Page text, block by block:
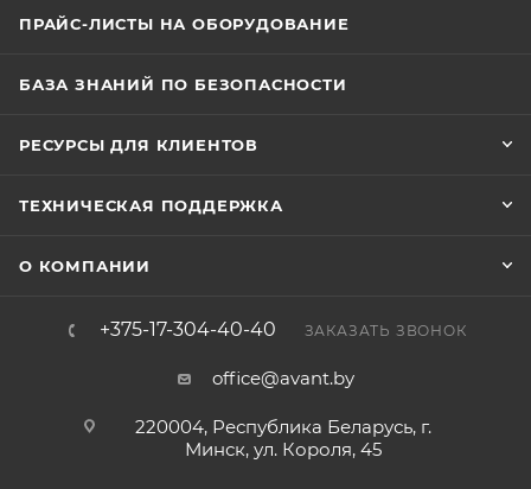
ПРАЙС-ЛИСТЫ НА ОБОРУДОВАНИЕ
БАЗА ЗНАНИЙ ПО БЕЗОПАСНОСТИ
РЕСУРСЫ ДЛЯ КЛИЕНТОВ
ТЕХНИЧЕСКАЯ ПОДДЕРЖКА
О КОМПАНИИ
+375-17-304-40-40 ЗАКАЗАТЬ ЗВОНОК
office@avant.by
220004, Республика Беларусь, г.
Минск, ул. Короля, 45